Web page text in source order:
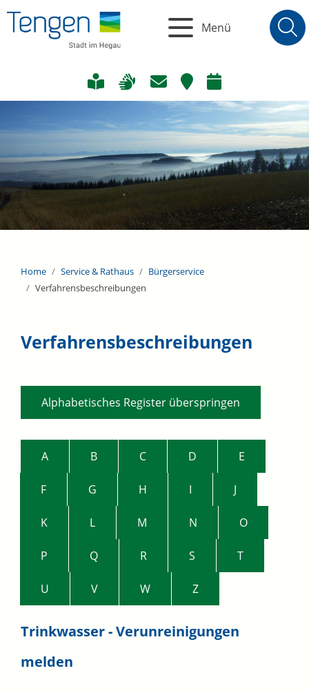
Menü
Home Service & Rathaus
Bürgerservice
Verfahrensbeschreibungen
Verfahrensbeschreibungen
Alphabetisches Register überspringen
A B C D E
F G H I J
K L M N O
P Q R S T
U V W Z
Trinkwasser - Verunreinigungen
melden